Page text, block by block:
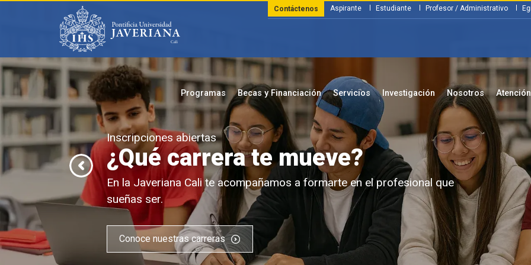
Saltar al contenido principal
Programas Becas y Financiación Servicios Investigación Nosotros
Aspirante Estudiante Profesor / Administrativo
Contáctenos
te mueve?
a formarte en el profesional que